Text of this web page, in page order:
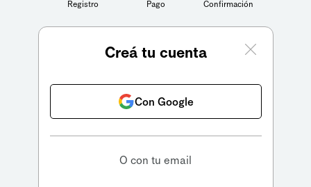
Registro Pago Confirmación
Creá tu cuenta
Con Google
O con tu email